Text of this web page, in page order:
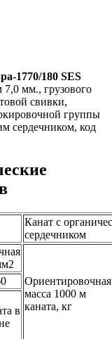
1770/180 SES
мм., грузового
свивки,
группы
сердечником, код
Канат с
сердечником
Ориентировочная
масса 1000 м
каната, кг
в